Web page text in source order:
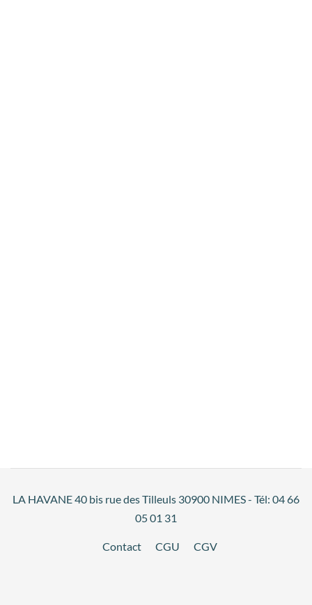
LA HAVANE 40 bis rue des Tilleuls 30900 NIMES - Tél: 04 66
05 01 31
Contact CGU CGV